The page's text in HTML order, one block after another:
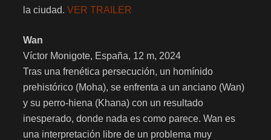
la ciudad. VER TRAILER
Wan
Víctor Monigote, España, 12 m, 2024
Tras una frenética persecución, un homínido
prehistórico (Moha), se enfrenta a un anciano (Wan)
y su perro-hiena (Khana) con un resultado
inesperado, donde nada es como parece. Wan es
una interpretación libre de un problema muy